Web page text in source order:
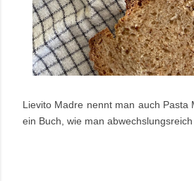
Lievito Madre nennt man auch Pasta
ein Buch, wie man